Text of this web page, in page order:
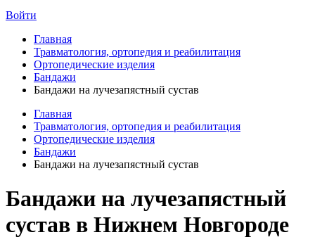
Войти
Главная
Травматология, ортопедия и реабилитация
Ортопедические изделия
Бандажи
Бандажи на лучезапястный сустав
Главная
Травматология, ортопедия и реабилитация
Ортопедические изделия
Бандажи
Бандажи на лучезапястный сустав
Бандажи на лучезапястный
сустав в Нижнем Новгороде